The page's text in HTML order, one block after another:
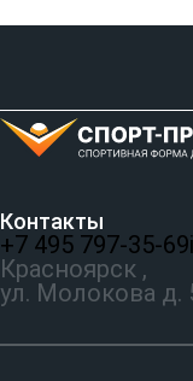
Контакты
+7 495 797‑35-69
Красноярск ,
ул. Молокова д.